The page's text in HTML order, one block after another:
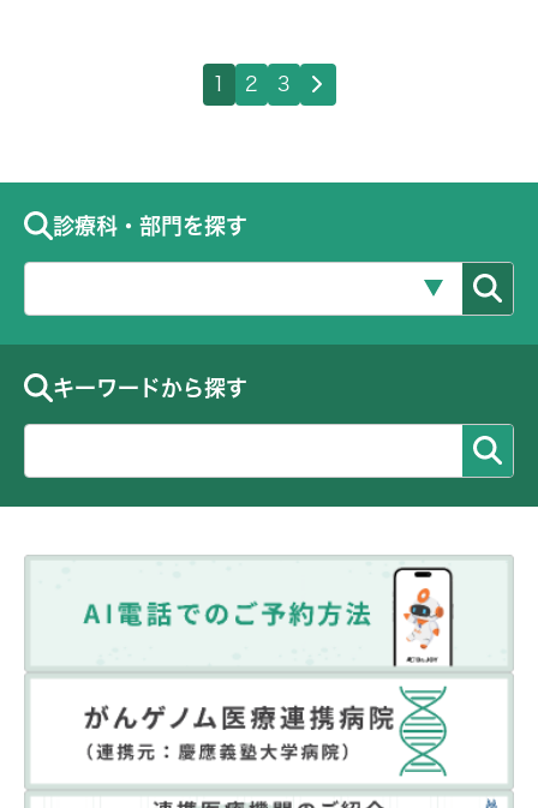
1 2 3
診療科・部門を探す
キーワードから探す